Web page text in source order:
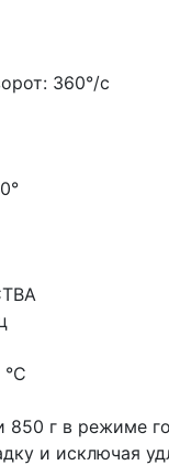
360°/с
г в режиме
и исключая